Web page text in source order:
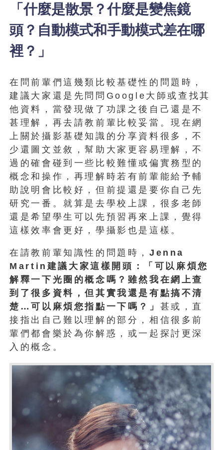
「什麼是散景？什麼是變焦鏡
頭？自動模式和手動模式差在哪
裡？」
在問前輩們這幾類比較基礎性的問題時，
建議大家還是先問問Google大師或查找其
他資料，當發現做了功課之後自己還是不
甚理解，再去請教前輩比較妥當。現在網
上關於攝影基礎知識的分享資料很多，不
少還圖文並敘，幫助大家更容易理解，不
過的確會碰到一些比較難懂或偏實務型的
概念和操作，再理解時若有前輩能給予輔
助說明會比較好，但前提還是要你自己先
研究一番。就算是去學校上課，很多老師
還是希望學生可以先預習再來上課，覺得
這樣效率會更好，學攝影也是這樣。
在請教前輩知識性的問題時， Jenna
Martin建議大家這樣開頭：「可以麻煩您
解釋一下光圈的概念嗎？雖然我在網上查
到了很多資料，但其實我還是有點搞不清
楚…可以麻煩您指點一下嗎？」 甚或，直
接指出自己難以理解的部分，相信很多前
輩們都會樂於為你解惑，或一起探討更深
入的概念。